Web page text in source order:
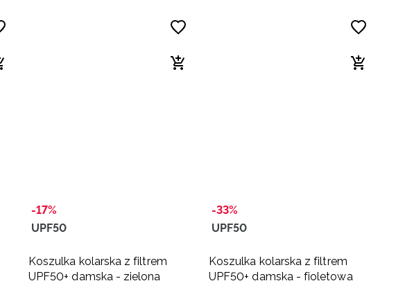
-17%
UPF50
Koszulka kolarska z filtrem
UPF50+ damska - zielona
-33%
UPF50
Koszulka kolarska z filtrem
UPF50+ damska - fioletowa